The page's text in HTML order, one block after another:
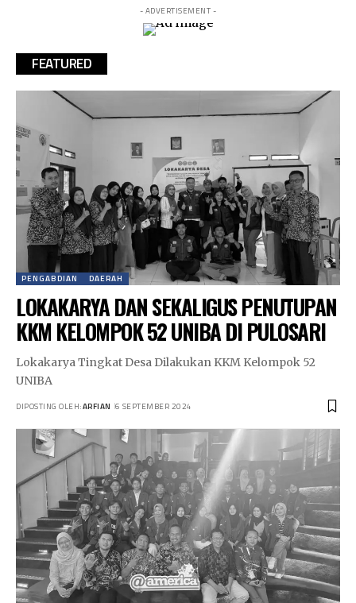
- ADVERTISEMENT -
FEATURED
PENGABDIAN DAERAH
LOKAKARYA DAN SEKALIGUS PENUTUPAN
KKM KELOMPOK 52 UNIBA DI PULOSARI
Lokakarya Tingkat Desa Dilakukan KKM Kelompok 52
UNIBA
DIPOSTING OLEH:ARFIAN 6 SEPTEMBER 2024